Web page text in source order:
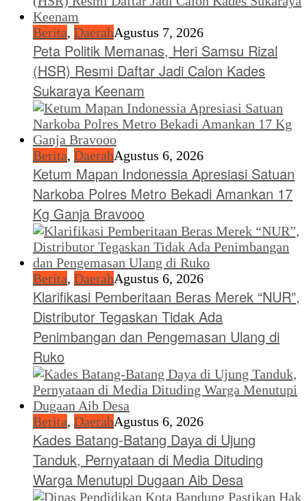
Berita, DaerahAgustus 7, 2026
Peta Politik Memanas, Heri Samsu Rizal
(HSR) Resmi Daftar Jadi Calon Kades
Sukaraya Keenam
Berita, DaerahAgustus 6, 2026
Ketum Mapan Indonessia Apresiasi Satuan
Narkoba Polres Metro Bekadi Amankan 17
Kg Ganja Bravooo
Berita, DaerahAgustus 6, 2026
Klarifikasi Pemberitaan Beras Merek “NUR”,
Distributor Tegaskan Tidak Ada
Penimbangan dan Pengemasan Ulang di
Ruko
Berita, DaerahAgustus 6, 2026
Kades Batang-Batang Daya di Ujung
Tanduk, Pernyataan di Media Dituding
Warga Menutupi Dugaan Aib Desa